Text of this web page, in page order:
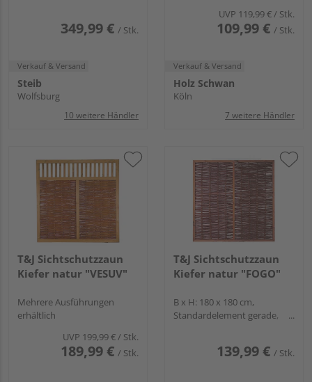
349,99 € / Stk.
Verkauf & Versand
Steib
Wolfsburg
10 weitere Händler
UVP 119,99 €/ Stk.
109,99 € / Stk.
Verkauf & Versand
Holz Schwan
Köln
7 weitere Händler
T&J Sichtschutzzaun
Kiefer natur "VESUV"
Mehrere Ausführungen
erhältlich
UVP 199,99 €/ Stk.
189,99 € / Stk.
T&J Sichtschutzzaun
Kiefer natur "FOGO"
B x H: 180 x 180 cm,
Standardelement gerade,
139,99 € / Stk.